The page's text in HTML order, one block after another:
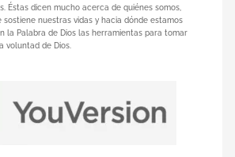
Éstas dicen mucho acerca de quiénes somos,
nuestras vidas y hacia dónde estamos
la Palabra de Dios las herramientas para tomar
voluntad de Dios.